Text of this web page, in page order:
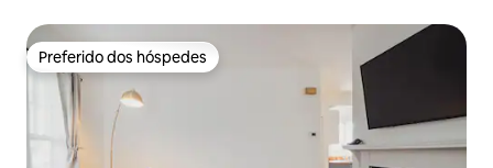
Preferido dos hóspedes
Preferido dos hóspedes